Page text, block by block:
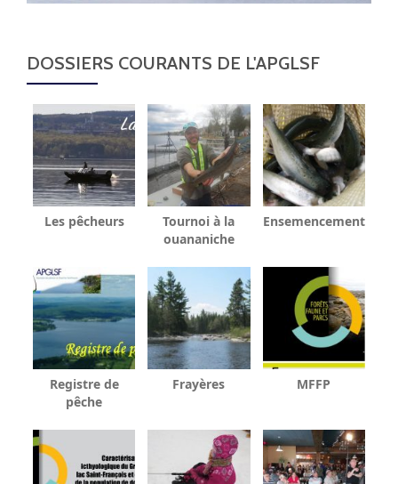
DOSSIERS COURANTS DE L'APGLSF
Les pêcheurs
Tournoi à la
ouananiche
Ensemencement
Registre de
pêche
Frayères MFFP